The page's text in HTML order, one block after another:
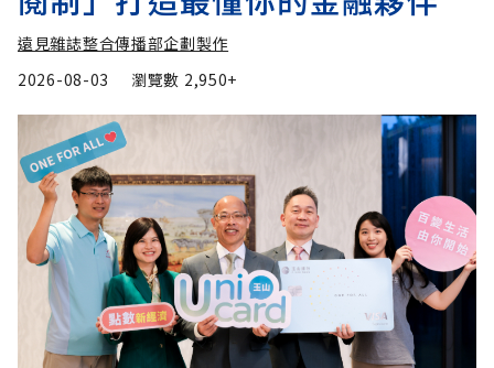
遠見雜誌整合傳播部企劃製作
2026-08-03
瀏覽數 2,950+